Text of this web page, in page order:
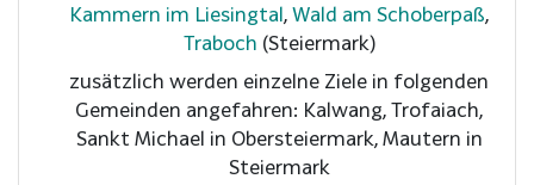
Kammern im Liesingtal, Wald am Schoberpaß,
Traboch (Steiermark)
zusätzlich werden einzelne Ziele in folgenden
Gemeinden angefahren: Kalwang, Trofaiach,
Sankt Michael in Obersteiermark, Mautern in
Steiermark